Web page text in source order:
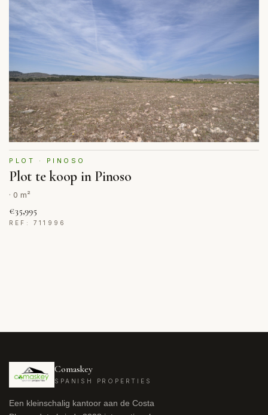
PLOT · PINOSO
Plot te koop in Pinoso
· 0 m²
€35,995
REF: 711996
Comaskey
SPANISH PROPERTIES
Een kleinschalig kantoor aan de Costa